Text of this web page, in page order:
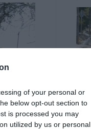
of your personal or
below opt-out section to
is processed you may
utilized by us or personal